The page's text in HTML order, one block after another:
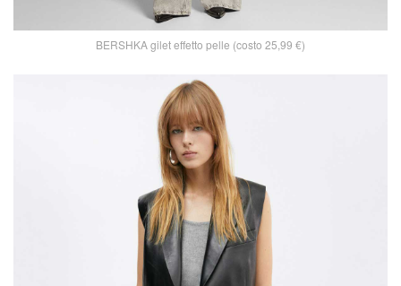
BERSHKA gilet effetto pelle (costo 25,99 €)